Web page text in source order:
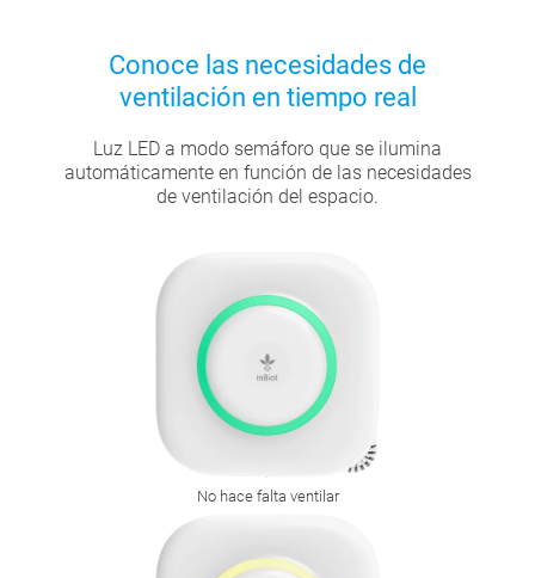
Conoce las necesidades de
ventilación en tiempo real
Luz LED a modo semáforo que se ilumina
automáticamente en función de las necesidades
de ventilación del espacio.
No hace falta ventilar